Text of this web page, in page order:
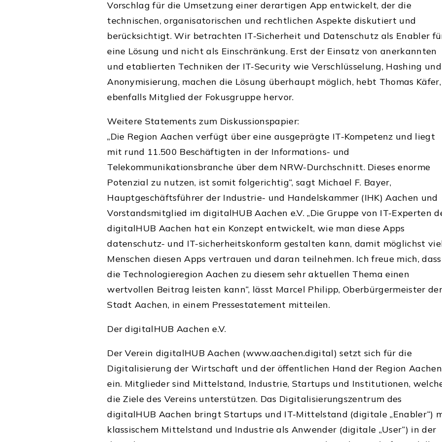
Vorschlag für die Umsetzung einer derartigen App entwickelt, der die
technischen, organisatorischen und rechtlichen Aspekte diskutiert und
berücksichtigt. Wir betrachten IT-Sicherheit und Datenschutz als Enabler
eine Lösung und nicht als Einschränkung. Erst der Einsatz von anerkannten
und etablierten Techniken der IT-Security wie Verschlüsselung, Hashing und
Anonymisierung, machen die Lösung überhaupt möglich, hebt Thomas Käfer,
ebenfalls Mitglied der Fokusgruppe hervor.
Weitere Statements zum Diskussionspapier:
„Die Region Aachen verfügt über eine ausgeprägte IT-Kompetenz und liegt
mit rund 11.500 Beschäftigten in der Informations- und
Telekommunikationsbranche über dem NRW-Durchschnitt. Dieses enorme
Potenzial zu nutzen, ist somit folgerichtig“, sagt Michael F. Bayer,
Hauptgeschäftsführer der Industrie- und Handelskammer (IHK) Aachen und
Vorstandsmitglied im digitalHUB Aachen e.V. „Die Gruppe von IT-Experten
digitalHUB Aachen hat ein Konzept entwickelt, wie man diese Apps
datenschutz- und IT-sicherheitskonform gestalten kann, damit möglichst
Menschen diesen Apps vertrauen und daran teilnehmen. Ich freue mich, dass
die Technologieregion Aachen zu diesem sehr aktuellen Thema einen
wertvollen Beitrag leisten kann“, lässt Marcel Philipp, Oberbürgermeister der
Stadt Aachen, in einem Pressestatement mitteilen.
Der digitalHUB Aachen e.V.
Der Verein digitalHUB Aachen (www.aachen.digital) setzt sich für die
Digitalisierung der Wirtschaft und der öffentlichen Hand der Region Aachen
ein. Mitglieder sind Mittelstand, Industrie, Startups und Institutionen,
die Ziele des Vereins unterstützen. Das Digitalisierungszentrum des
digitalHUB Aachen bringt Startups und IT-Mittelstand (digitale „Enabler“)
klassischem Mittelstand und Industrie als Anwender (digitale „User“) in der